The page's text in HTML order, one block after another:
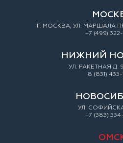
Г. МОСКВА, УЛ. МАРШАЛА
+7 (499)
НИЖНИЙ
УЛ. РАКЕТНАЯ Д.
8 (831) 435-
УЛ.
+7 (383)